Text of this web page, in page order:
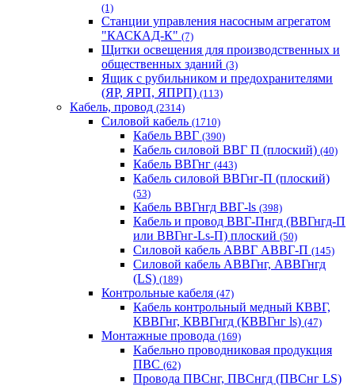
(1)
Станции управления насосным агрегатом
"КАСКАД-К" (7)
Щитки освещения для производственных и
общественных зданий (3)
Ящик с рубильником и предохранителями
(ЯР, ЯРП, ЯПРП) (113)
Кабель, провод (2314)
Силовой кабель (1710)
Кабель ВВГ (390)
Кабель силовой ВВГ П (плоский) (40)
Кабель ВВГнг (443)
Кабель силовой ВВГнг-П (плоский)
(53)
Кабель ВВГнгд ВВГ-ls (398)
Кабель и провод ВВГ-Пнгд (ВВГнгд-П
или ВВГнг-Ls-П) плоский (50)
Силовой кабель АВВГ АВВГ-П (145)
Силовой кабель АВВГнг, АВВГнгд
(LS) (189)
Контрольные кабеля (47)
Кабель контрольный медный КВВГ,
КВВГнг, КВВГнгд (КВВГнг ls) (47)
Монтажные провода (169)
Кабельно проводниковая продукция
ПВС (62)
Провода ПВСнг, ПВСнгд (ПВСнг LS)